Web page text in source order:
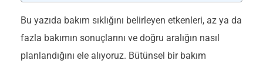
Bu yazıda bakım sıklığını belirleyen etkenleri, az ya da
fazla bakımın sonuçlarını ve doğru aralığın nasıl
planlandığını ele alıyoruz. Bütünsel bir bakım